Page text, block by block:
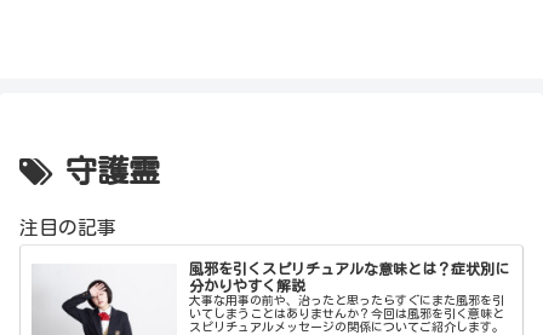
守護霊
注目の記事
風邪を引くスピリチュアルな意味とは？症状別に
分かりやすく解説
大事な用事の前や、治ったと思ったらすぐにまた風邪を引
いてしまうことはありませんか？今回は風邪を引く意味と
スピリチュアルメッセージの関係についてご紹介します。